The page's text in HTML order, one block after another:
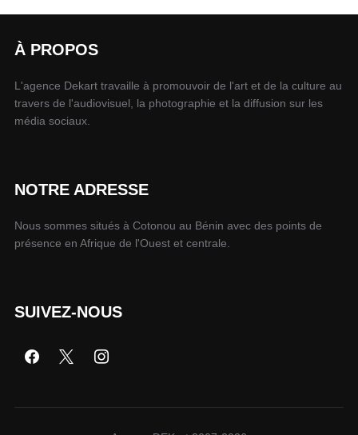
À PROPOS
L'agence Dekart travaille à promouvoir de l'art et de la culture au
travers de l'audiovisuel, la photographie et la diffusion sur les
média sociaux.
NOTRE ADRESSE
Nous sommes situés à Cotonou au Bénin avec des points de
présence en Afrique de l'Ouest et centrale.
SUIVEZ-NOUS